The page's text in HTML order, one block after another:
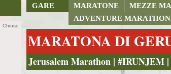
Chiuso
GARE MARATONE MEZZE
ADVENTURE
MARATONA DI
Jerusalem Marathon | #IRUNJEM |